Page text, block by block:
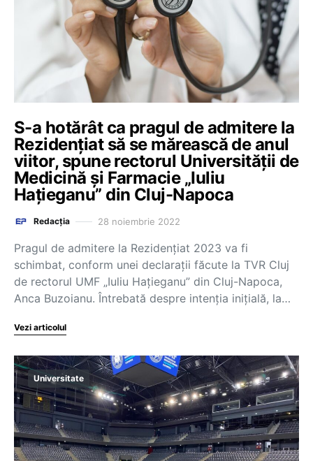
S-a hotărât ca pragul de admitere la
Rezidențiat să se mărească de anul
viitor, spune rectorul Universității de
Medicină și Farmacie „Iuliu
Hațieganu” din Cluj-Napoca
Redacția 28 noiembrie 2022
Pragul de admitere la Rezidențiat 2023 va fi
schimbat, conform unei declarații făcute la TVR Cluj
de rectorul UMF „Iuliu Hațieganu” din Cluj-Napoca,
Anca Buzoianu. Întrebată despre intenția inițială, la…
Vezi articolul
Universitate